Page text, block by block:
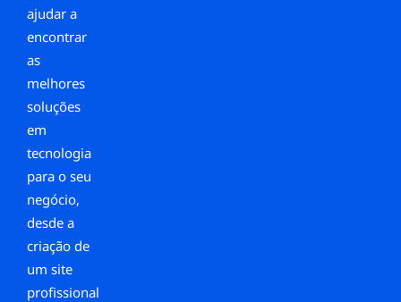
ajudar a
encontrar
as
melhores
soluções
em
tecnologia
para o seu
negócio,
desde a
criação de
um site
profissional